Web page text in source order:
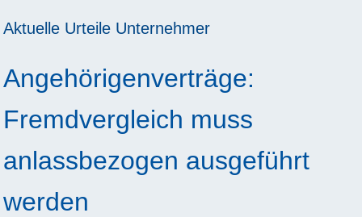
Aktuelle Urteile Unternehmer
Angehörigenverträge:
Fremdvergleich muss
anlassbezogen ausgeführt
werden